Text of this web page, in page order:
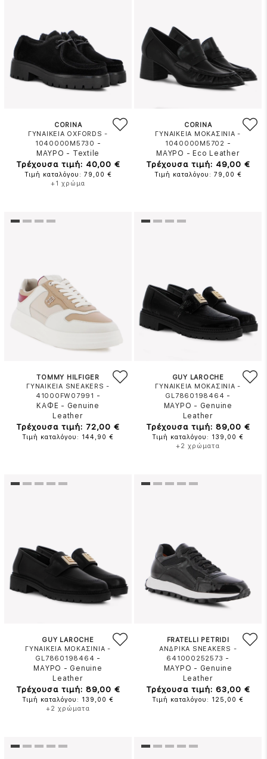
CORINA
ΓΥΝΑΙΚΕΙΑ OXFORDS -
1040000M5730 -
ΜΑΥΡΟ - Textile
Τρέχουσα τιμή: 40,00 €
Τιμή καταλόγου: 79,00 €
+1 χρώμα
CORINA
ΓΥΝΑΙΚΕΙΑ ΜΟΚΑΣΙΝΙΑ -
1040000M5702 -
ΜΑΥΡΟ - Eco Leather
Τρέχουσα τιμή: 49,00 €
Τιμή καταλόγου: 79,00 €
TOMMY HILFIGER
ΓΥΝΑΙΚΕΙΑ SNEAKERS -
41000FW07991 -
ΚΑΦΕ - Genuine
Leather
Τρέχουσα τιμή: 72,00 €
Τιμή καταλόγου: 144,90 €
GUY LAROCHE
ΓΥΝΑΙΚΕΙΑ ΜΟΚΑΣΙΝΙΑ -
GL7860198464 -
ΜΑΥΡΟ - Genuine
Leather
Τρέχουσα τιμή: 89,00 €
Τιμή καταλόγου: 139,00 €
+2 χρώματα
GUY LAROCHE
ΓΥΝΑΙΚΕΙΑ ΜΟΚΑΣΙΝΙΑ -
GL7860198464 -
ΜΑΥΡΟ - Genuine
Leather
Τρέχουσα τιμή: 89,00 €
Τιμή καταλόγου: 139,00 €
+2 χρώματα
FRATELLI PETRIDI
ΑΝΔΡΙΚΑ SNEAKERS -
641000252573 -
ΜΑΥΡΟ - Genuine
Leather
Τρέχουσα τιμή: 63,00 €
Τιμή καταλόγου: 125,00 €